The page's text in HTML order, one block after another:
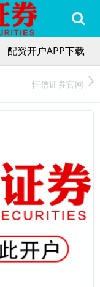
配资开户APP下载
恒信证券官网